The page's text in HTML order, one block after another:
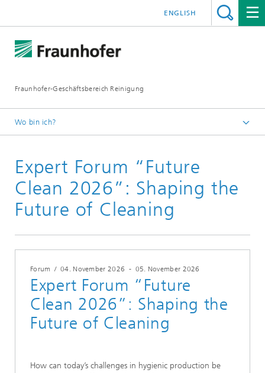
Fraunhofer-Geschäftsbereich Reinigung
ENGLISH
Wo bin ich?
News & Medien
Aktuelle Veranstaltungen
Expert Forum “Future
Clean 2026”: Shaping the
Future of Cleaning
Forum / 04. November 2026 - 05. November 2026
Expert Forum “Future
Clean 2026”: Shaping the
Future of Cleaning
How can today’s challenges in hygienic production be